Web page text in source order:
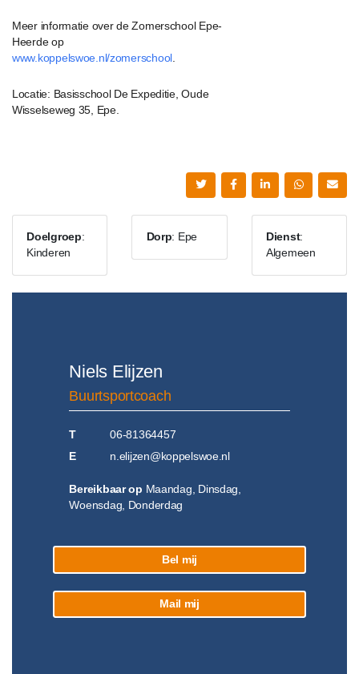
Meer informatie over de Zomerschool Epe-
Heerde op
www.koppelswoe.nl/zomerschool .
Locatie: Basisschool De Expeditie, Oude
Wisselseweg 35, Epe.
Doelgroep:
Kinderen
Dorp: Epe Dienst:
Algemeen
Niels Elijzen
Buurtsportcoach
T
06-81364457
E
n.elijzen@koppelswoe.nl
Bereikbaar op Maandag, Dinsdag,
Woensdag, Donderdag
Bel mij
Mail mij